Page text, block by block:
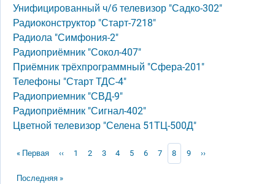
Унифицированный ч/б телевизор "Садко-302"
Радиоконструктор "Старт-7218"
Радиола "Симфония-2"
Радиоприёмник "Сокол-407"
Приёмник трёхпрограммный "Сфера-201"
Телефоны "Старт ТДС-4"
Радиоприемник "СВД-9"
Радиоприёмник "Сигнал-402"
Цветной телевизор "Селена 51ТЦ-500Д"
Первая страница
« Первая Предыдущая страница
‹‹ Page
1 Page
2 Page
3 Page
4 Page
5 Page
6 Page
7 Текущая страница
8 Page
9 Следующая
››
Последняя страница
Последняя »